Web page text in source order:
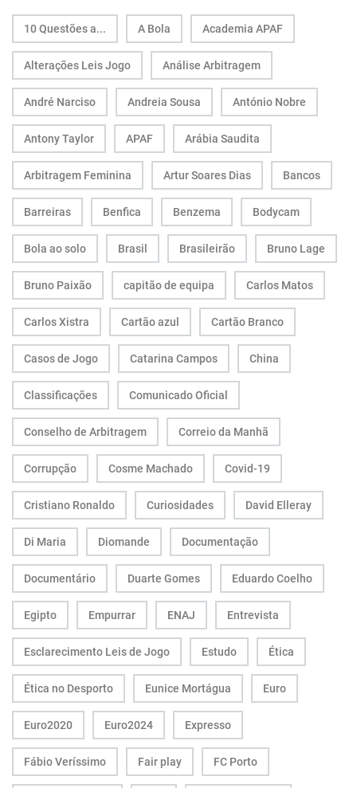
10 Questões a... A Bola Academia APAF
Alterações Leis Jogo Análise Arbitragem
André Narciso Andreia Sousa António Nobre
Antony Taylor APAF Arábia Saudita
Arbitragem Feminina Artur Soares Dias Bancos
Barreiras Benfica Benzema Bodycam
Bola ao solo Brasil Brasileirão Bruno Lage
Bruno Paixão capitão de equipa Carlos Matos
Carlos Xistra Cartão azul Cartão Branco
Casos de Jogo Catarina Campos China
Classificações Comunicado Oficial
Conselho de Arbitragem Correio da Manhã
Corrupção Cosme Machado Covid-19
Cristiano Ronaldo Curiosidades David Elleray
Di Maria Diomande Documentação
Documentário Duarte Gomes Eduardo Coelho
Egipto Empurrar ENAJ Entrevista
Esclarecimento Leis de Jogo Estudo Ética
Ética no Desporto Eunice Mortágua Euro
Euro2020 Euro2024 Expresso
Fábio Veríssimo Fair play FC Porto